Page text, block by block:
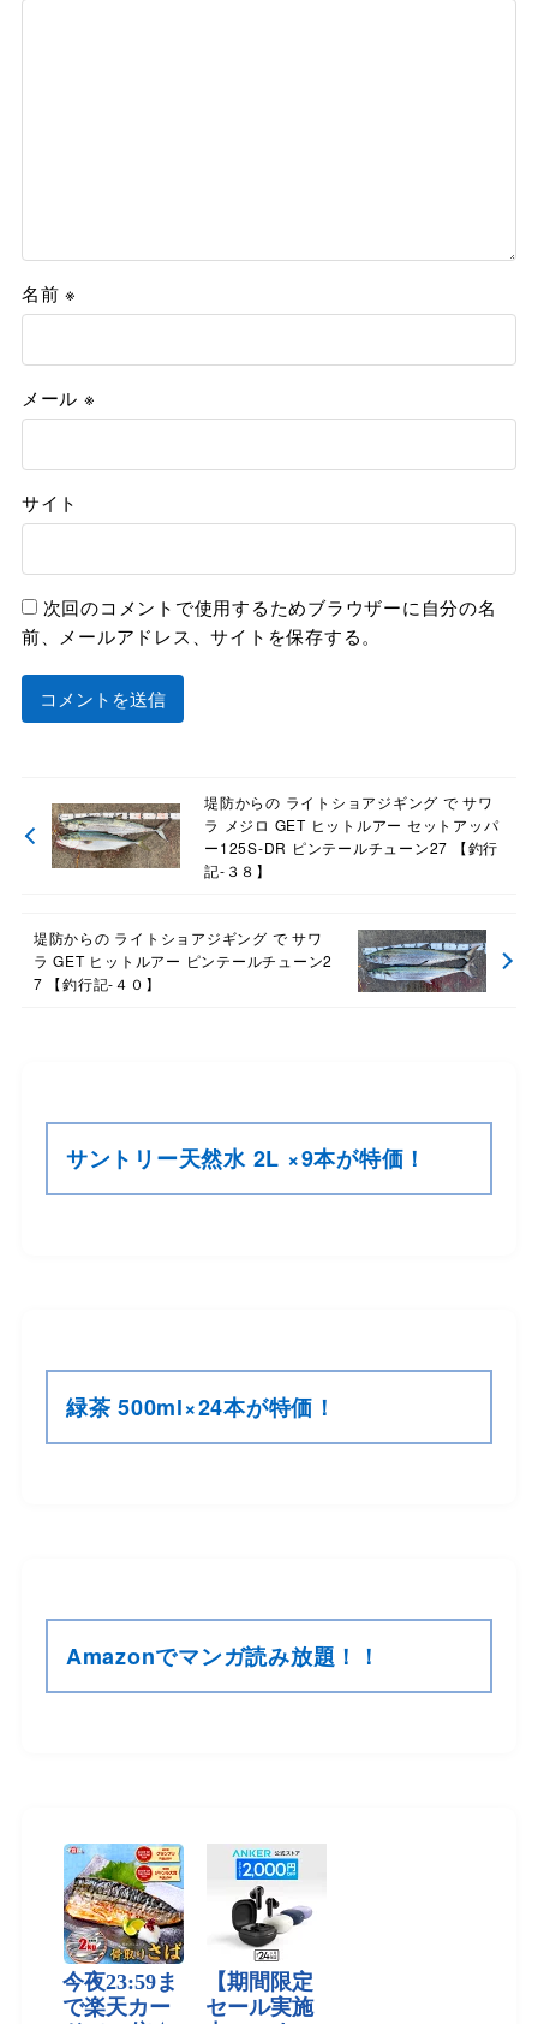
名前※
メール ※
サイト
次回のコメントで使用するためブラウザーに自分の名
前、メールアドレス、サイトを保存する。
堤防からの ライトショアジギング で サワ
ラ メジロ GET ヒットルアー セットアッパ
ー125S-DR ピンテールチューン27 【釣行
記-３８】
堤防からの ライトショアジギング で サワ
ラ GET ヒットルアー ピンテールチューン2
7 【釣行記-４０】
サントリー天然水 2L ×9本が特価！
緑茶 500ml×24本が特価！
Amazonでマンガ読み放題！！